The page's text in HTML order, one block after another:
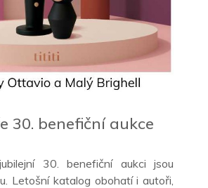
30. benefiční aukce
30. benefiční aukci jsou
Letošní katalog obohatí i autoři,